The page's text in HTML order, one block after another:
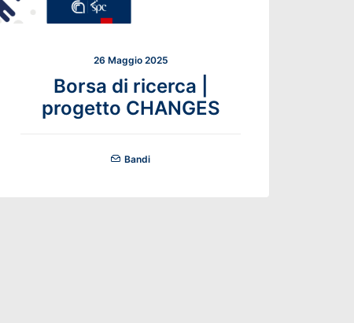
26 Maggio 2025
Borsa di ricerca |
progetto CHANGES
Bandi